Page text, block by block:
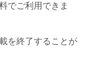
でご利用できま
を終了することが